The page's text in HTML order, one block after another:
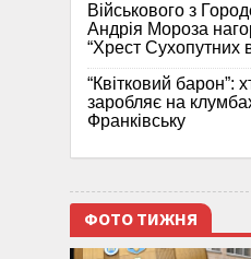
Військового з
Андрія Мороза
“Хрест Сухопутних
“Квітковий барон”:
заробляє на
Франківську
ФОТО ТИЖНЯ